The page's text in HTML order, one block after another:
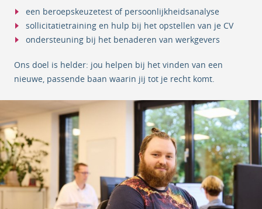
een beroepskeuzetest of persoonlijkheidsanalyse
sollicitatietraining en hulp bij het opstellen van je CV
ondersteuning bij het benaderen van werkgevers
Ons doel is helder: jou helpen bij het vinden van een
nieuwe, passende baan waarin jij tot je recht komt.